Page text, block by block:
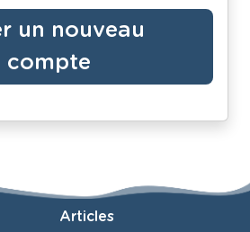
un nouveau
compte
Articles